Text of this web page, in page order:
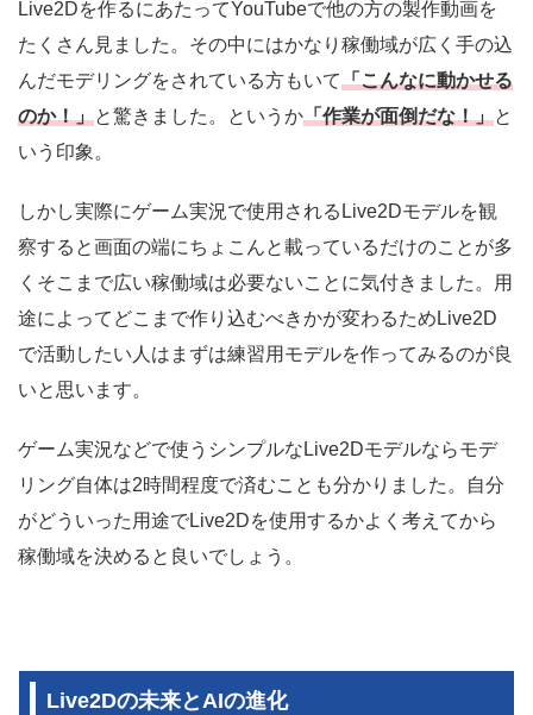
Live2Dを作るにあたってYouTubeで他の方の製作動画を
たくさん見ました。その中にはかなり稼働域が広く手の込
んだモデリングをされている方もいて「こんなに動かせる
のか！」と驚きました。というか「作業が面倒だな！」と
いう印象。
しかし実際にゲーム実況で使用されるLive2Dモデルを観
察すると画面の端にちょこんと載っているだけのことが多
くそこまで広い稼働域は必要ないことに気付きました。用
途によってどこまで作り込むべきかが変わるためLive2D
で活動したい人はまずは練習用モデルを作ってみるのが良
いと思います。
ゲーム実況などで使うシンプルなLive2Dモデルならモデ
リング自体は2時間程度で済むことも分かりました。自分
がどういった用途でLive2Dを使用するかよく考えてから
稼働域を決めると良いでしょう。
Live2Dの未来とAIの進化